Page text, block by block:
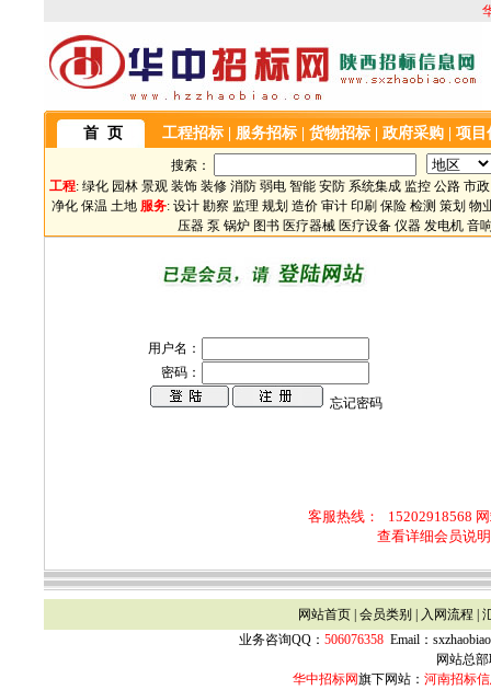
首 页 工程招标 服务招标 货物招标 政府采购 项目
搜索：
工程: 绿化 园林 景观 装饰 装修 消防 弱电 智能 安防 系统集成 监控 公路 市政
净化 保温 土地 服务: 设计 勘察 监理 规划 造价 审计 印刷 保险 检测 策划 物
压器 泵 锅炉 图书 医疗器械 医疗设备 仪器 发电机 音
用户名：
密码：
忘记密码
客服热线：
15202918568
查看详细会员说
网站首页| 会员类别 入网流程
业务咨询QQ： 506076358Email：
网站总
华中招标网旗下网站： 河南招标